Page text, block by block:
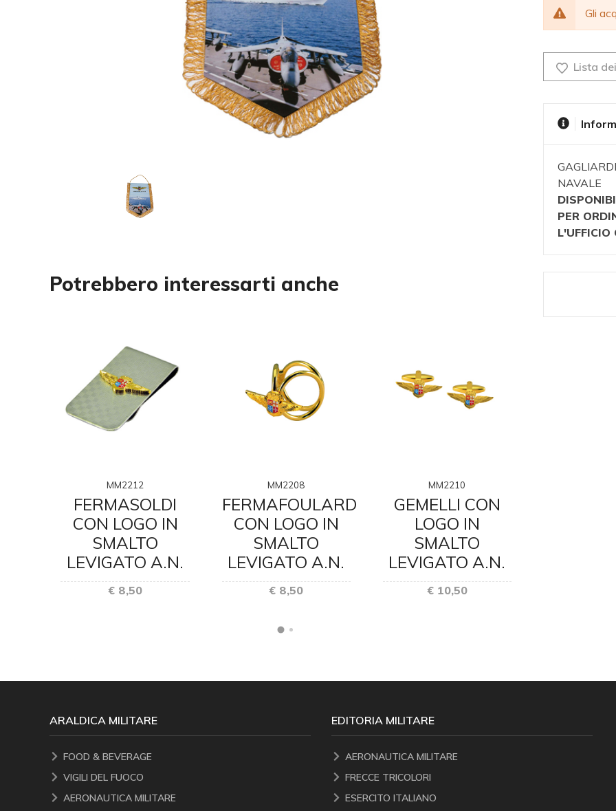
Potrebbero interessarti anche
MM2212
FERMASOLDI
CON LOGO IN
SMALTO
LEVIGATO A.N.
€ 8,50
MM2208
FERMAFOULARD
CON LOGO IN
SMALTO
LEVIGATO A.N.
€ 8,50
MM2210
GEMELLI CON
LOGO IN
SMALTO
LEVIGATO A.N.
€ 10,50
Gli
Lista
NAVALE
PER
L'UFFICIO
ARALDICA MILITARE
FOOD & BEVERAGE
VIGILI DEL FUOCO
AERONAUTICA MILITARE
EDITORIA MILITARE
AERONAUTICA MILITARE
FRECCE TRICOLORI
ESERCITO ITALIANO